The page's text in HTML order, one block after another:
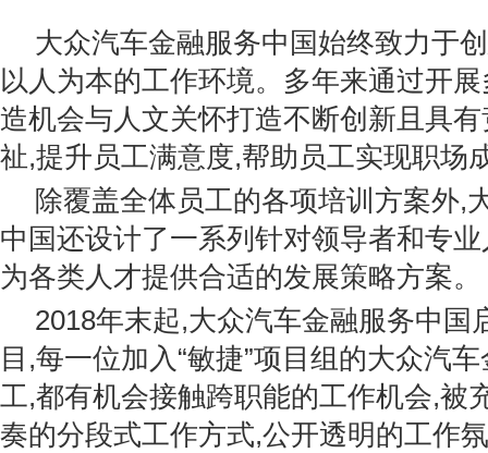
大众汽车金融服务中国始终致力于
以人为本的工作环境。多年来通过开
造机会与人文关怀打造不断创新且具
祉,提升员工满意度,帮助员工实现职场
除覆盖全体员工的各项培训方案外,
中国还设计了一系列针对领导者和专
为各类人才提供合适的发展策略方案。
2018年末起,大众汽车金融服务中国
目,每一位加入“敏捷”项目组的大众汽
工,都有机会接触跨职能的工作机会,被
奏的分段式工作方式,公开透明的工作